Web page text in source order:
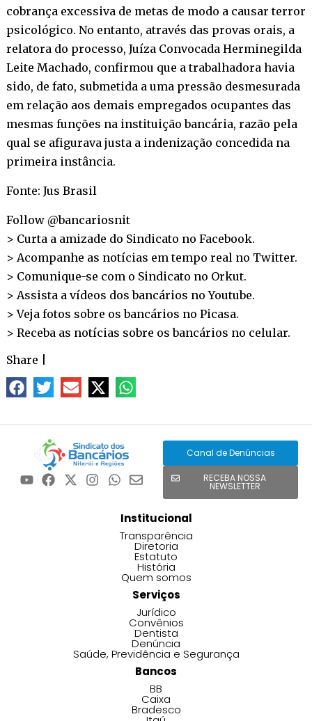
cobrança excessiva de metas de modo a causar terror
psicológico. No entanto, através das provas orais, a
relatora do processo, Juíza Convocada Herminegilda
Leite Machado, confirmou que a trabalhadora havia
sido, de fato, submetida a uma pressão desmesurada
em relação aos demais empregados ocupantes das
mesmas funções na instituição bancária, razão pela
qual se afigurava justa a indenização concedida na
primeira instância.
Fonte: Jus Brasil
Follow @bancariosnit
> Curta a amizade do Sindicato no Facebook.
> Acompanhe as notícias em tempo real no Twitter.
> Comunique-se com o Sindicato no Orkut.
> Assista a vídeos dos bancários noYoutube.
> Veja fotos sobre os bancários no Picasa.
> Receba as notícias sobre os bancários no celular.
Share
Canal de Denúncias
RECEBA NOSSA
NEWSLETTER
Institucional
Transparência
Diretoria
Estatuto
História
Quem somos
Serviços
Jurídico
Convênios
Dentista
Denúncia
Saúde, Previdência e Segurança
Bancos
BB
Caixa
Bradesco